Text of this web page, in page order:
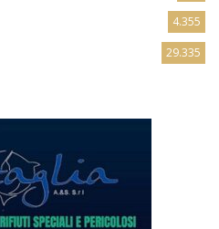
4.355
29.335